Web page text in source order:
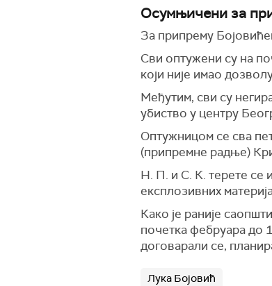
Осумњичени за
За припрему
Сви оптужени су на
који није имао
Међутим, сви су
убиство у центру
Оптужницом се сва
(припремне радње)
Н. П. и С. К. терете се
експлозивних
Како је раније
почетка фебруара до
договарали се,
Лука Бојовић